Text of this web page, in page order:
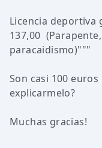
Licencia deportiva
137,00 
paracaidismo)"""
Son casi 100
explicarmelo?
Muchas gracias!